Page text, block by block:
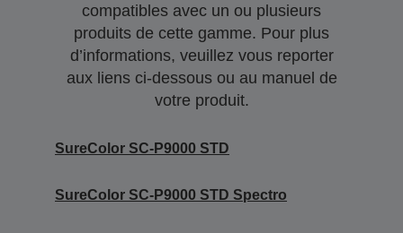
compatibles avec un ou plusieurs
produits de cette gamme. Pour plus
d’informations, veuillez vous reporter
aux liens ci-dessous ou au manuel de
votre produit.
SureColor SC-P9000 STD
SureColor SC-P9000 STD Spectro